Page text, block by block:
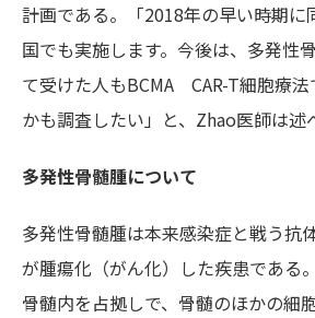
計画である。「2018年の早い時期に
国でも実施します。今後は、多発性
て受けた人もBCMA CAR-T細胞療法
かも調査したい」と、Zhao医師は述
多発性骨髄腫について
多発性骨髄腫は本来感染症と戦う抗
が腫瘍化（がん化）した疾患である
骨髄内を占拠しで、骨髄のほかの細